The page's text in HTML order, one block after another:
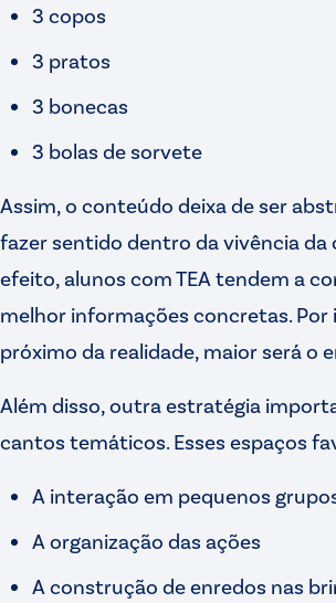
3 copos
3 pratos
3 bonecas
3 bolas de sorvete
Assim, o conteúdo deixa de ser
fazer sentido dentro da vivência da
efeito, alunos com TEA tendem a
melhor informações concretas. Por
próximo da realidade, maior será o
Além disso, outra estratégia
cantos temáticos. Esses espaços
A interação em pequenos
A organização das ações
A construção de enredos nas